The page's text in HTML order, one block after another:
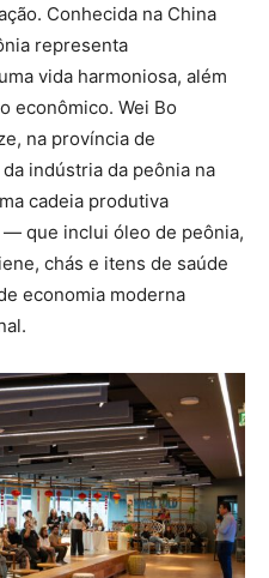
Conhecida na China
representa
vida harmoniosa, além
econômico. Wei Bo
na província de
indústria da peônia na
cadeia produtiva
que inclui óleo de peônia,
chás e itens de saúde
economia moderna